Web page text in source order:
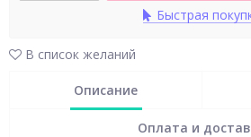
Быстрая
В список желаний
Описание
Оплата и